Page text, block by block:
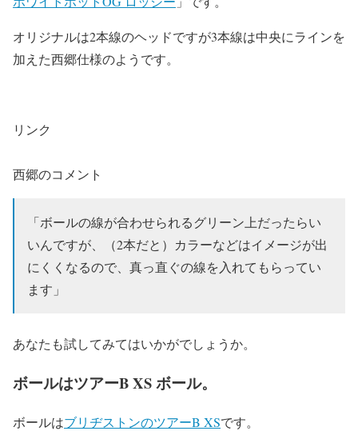
オリジナルは2本線のヘッドですが3本線は中央にラインを
加えた西郷仕様のようです。
リンク
西郷のコメント
「ボールの線が合わせられるグリーン上だったらい
いんですが、（2本だと）カラーなどはイメージが出
にくくなるので、真っ直ぐの線を入れてもらってい
ます」
あなたも試してみてはいかがでしょうか。
ボールはツアーB XS ボール。
ボールはブリヂストンのツアーB XSです。